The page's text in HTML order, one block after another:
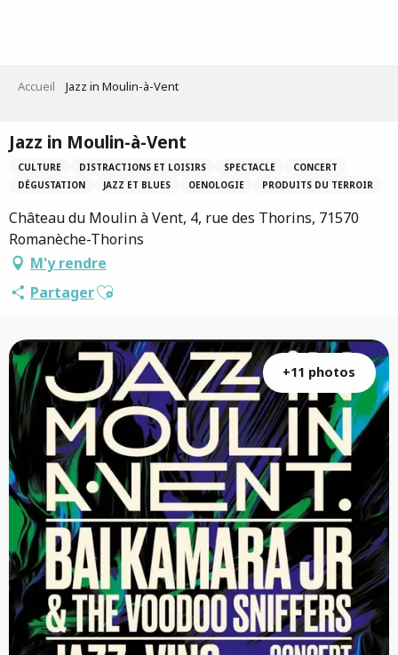
Accueil Jazz in Moulin-à-Vent
Jazz in Moulin-à-Vent
CULTURE DISTRACTIONS ET LOISIRS SPECTACLE
CONCERT
DÉGUSTATION
JAZZ ET BLUES OENOLOGIE PRODUITS DU TERROIR
Château du Moulin à Vent, 4, rue des Thorins, 71570
Romanèche-Thorins
M'y rendre
PartagerAjouter aux favoris
+11 photos